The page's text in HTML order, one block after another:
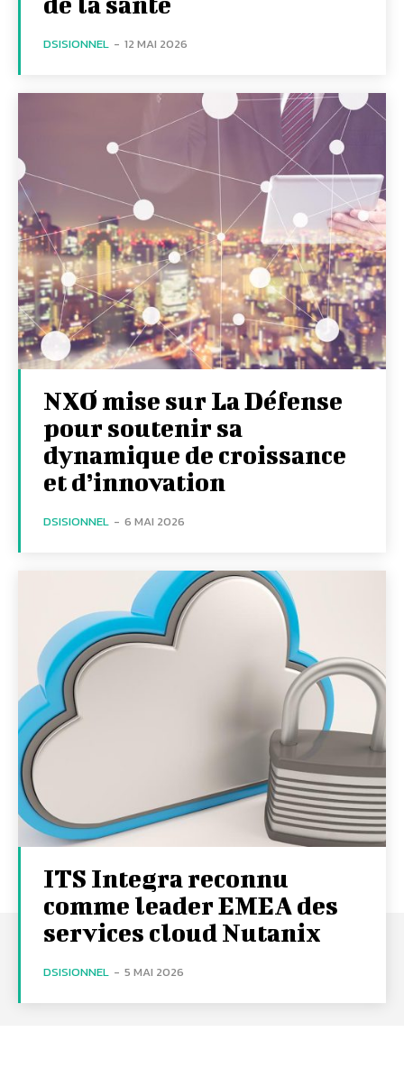
DSISIONNEL - 12 MAI 2026
NXO mise sur La Défense
pour soutenir sa
dynamique de croissance
et d’innovation
DSISIONNEL - 6 MAI 2026
ITS Integra reconnu
comme leader EMEA des
services cloud Nutanix
DSISIONNEL - 5 MAI 2026